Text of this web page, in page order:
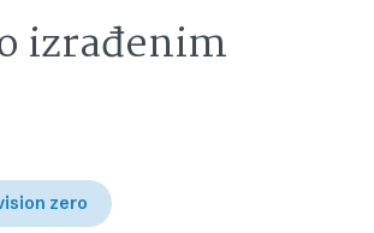
izrađenim
zero